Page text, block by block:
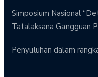
Simposium Nasional
Tatalaksana Gangguan
Penyuluhan dalam